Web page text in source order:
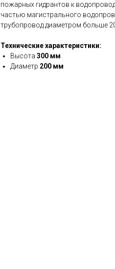
пожарных гидрантов к
частью магистрального
трубопровод диаметром больше
Технические характеристики:
Высота 300 мм
Диаметр 200 мм